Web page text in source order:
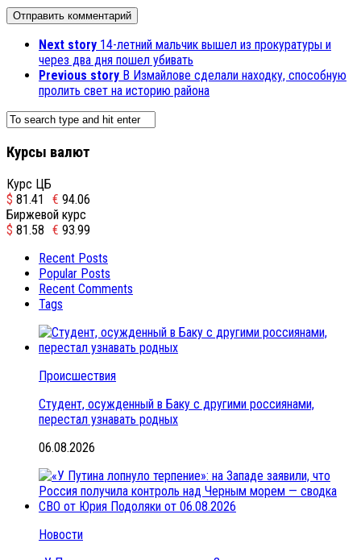
Next story 14-летний мальчик вышел из прокуратуры и
через два дня пошел убивать
Previous story В Измайлове сделали находку, способную
пролить свет на историю района
Курсы валют
Курс ЦБ
$ 81.41 € 94.06
Биржевой курс
$ 81.58 € 93.99
Recent Posts
Popular Posts
Recent Comments
Tags
Происшествия
Студент, осужденный в Баку с другими россиянами,
перестал узнавать родных
06.08.2026
Новости